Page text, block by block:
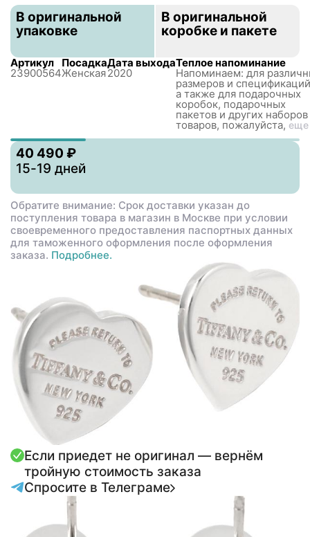
В оригинальной
упаковке
В оригинальной
коробке и пакете
Артикул
23900564
Посадка
Женская
Дата выхода
2020
Теплое напоминание
Напоминаем: для
размеров и
а также для подарочных
коробок, подарочных
пакетов и других наборов
товаров, пожалуйста, еще
40 490 ₽
15-19 дней
Обратите внимание: Срок доставки указан до
поступления товара в магазин в Москве при условии
своевременного предоставления паспортных данных
для таможенного оформления после оформления
заказа. Подробнее.
Если приедет не оригинал — вернём
тройную стоимость заказа
Спросите в Телеграме